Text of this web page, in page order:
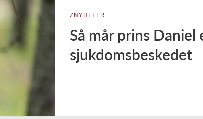
ZNYHETER
Så mår prins Daniel
sjukdomsbeskedet